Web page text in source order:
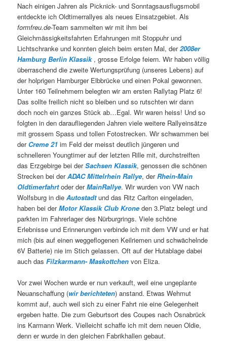
Nach einigen Jahren als Picknick- und Sonntagsausflugsmobil
entdeckte ich Oldtimerrallyes als neues Einsatzgebiet. Als
formfreu.de-Team sammelten wir mit ihm bei
Gleichmässigkeitsfahrten Erfahrungen mit Stoppuhr und
Lichtschranke und konnten gleich beim ersten Mal, der2008er
Hamburg Berlin Klassik , grosse Erfolge feiern. Wir haben völlig
überraschend die zweite Wertungsprüfung (unseres Lebens) auf
der holprigen Hamburger Elbbrücke und einen Pokal gewonnen.
Unter 160 Teilnehmern belegten wir am ersten Rallytag Platz 6!
Das sollte freilich nicht so bleiben und so rutschten wir dann
doch noch ein ganzes Stück ab…Egal. Wir waren heiss! Und so
folgten in den daraufliegenden Jahren viele weitere Rallyeinsätze
mit grossem Spass und tollen Fotostrecken. Wir schwammen bei
der Creme 21 im Feld der meisst deutlich jüngeren und
schnelleren Youngtimer auf der letzten Rille mit, durchstreiften
das Erzgebirge bei derSachsen Klassik, genossen die schönen
Strecken bei derADAC Mittelrhein Rallye, derRhein-Main
Oldtimerfahrtoder derMainRallye. Wir wurden von VW nach
Wolfsburg in dieAutostadtund das Ritz Carlton eingeladen,
haben bei derMotor Klassik Club Kroneden 3.Platz belegt und
parkten im Fahrerlager des Nürburgrings. Viele schöne
Erlebnisse und Erinnerungen verbinde ich mit dem VW und er hat
mich (bis auf einen weggeflogenen Keilriemen und schwächelnde
6V Batterie) nie im Stich gelassen. Oft auf der Hutablage dabei
auch dasFilzkarmann- Maskottchen von Eliza.
Vor zwei Wochen wurde er nun verkauft, weil eine ungeplante
Neuanschaffung (wir berichteten) anstand. Etwas Wehmut
kommt auf, auch weil sich zu einer Fahrt nie eine Gelegenheit
ergeben hatte. Die zum Geburtsort des Coupes nach Osnabrück
ins Karmann Werk. Vielleicht schaffe ich mit dem neuen Oldie,
denn er wurde in den gleichen Fabrikhallen gebaut.